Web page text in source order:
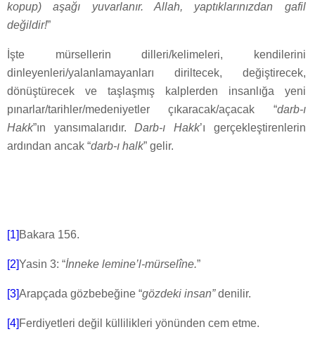
kopup) aşağı yuvarlanır. Allah, yaptıklarınızdan gafil
değildir!”
İşte mürsellerin dilleri/kelimeleri, kendilerini
dinleyenleri/yalanlamayanları diriltecek, değiştirecek,
dönüştürecek ve taşlaşmış kalplerden insanlığa yeni
pınarlar/tarihler/medeniyetler çıkaracak/açacak “darb-ı
Hakk”ın yansımalarıdır.Darb-ı Hakk’ı gerçekleştirenlerin
ardından ancak “darb-ı halk” gelir.
[1] Bakara 156.
[2]Yasin 3: “İnneke lemine’l-mürselîne.”
[3]Arapçada gözbebeğine “gözdeki insan”denilir.
[4] Ferdiyetleri değil küllilikleri yönünden cem etme.